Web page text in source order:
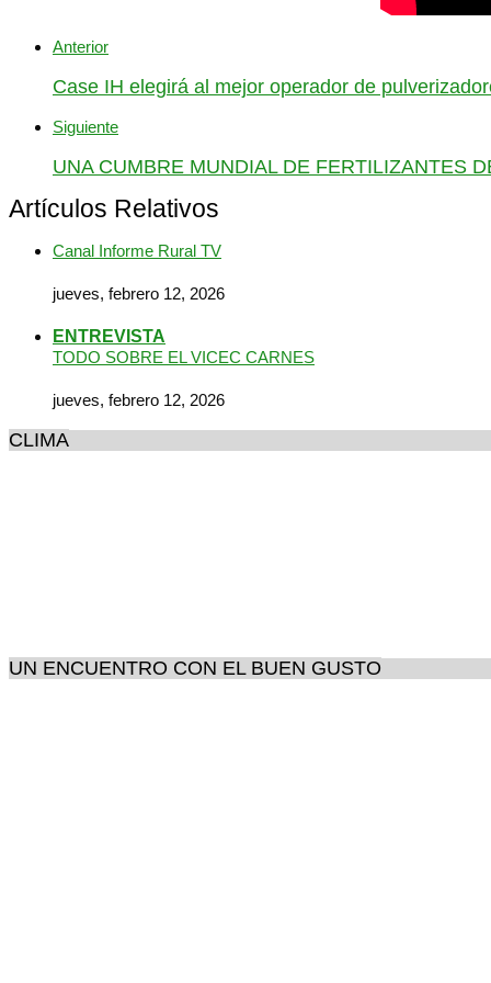
Anterior
Case IH elegirá al mejor operador de
Siguiente
UNA CUMBRE MUNDIAL DE FERTILIZANTES
Artículos Relativos
Canal Informe Rural TV
jueves, febrero 12, 2026
ENTREVISTA
TODO SOBRE EL VICEC CARNES
jueves, febrero 12, 2026
CLIMA
UN ENCUENTRO CON EL BUEN GUSTO